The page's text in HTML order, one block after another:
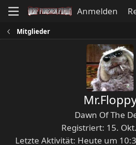
Anmelden
Mitglieder
Dawn Of The
Registriert 15.
Letzte Aktivität Heute um